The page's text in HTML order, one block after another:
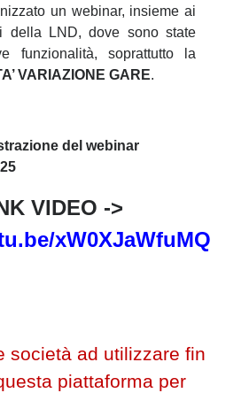
un webinar, insieme ai
della LND, dove sono state
funzionalità, soprattutto la
VARIAZIONE GARE.
del webinar
VIDEO ->
xW0XJaWfuMQ
società ad utilizzare fin
piattaforma per